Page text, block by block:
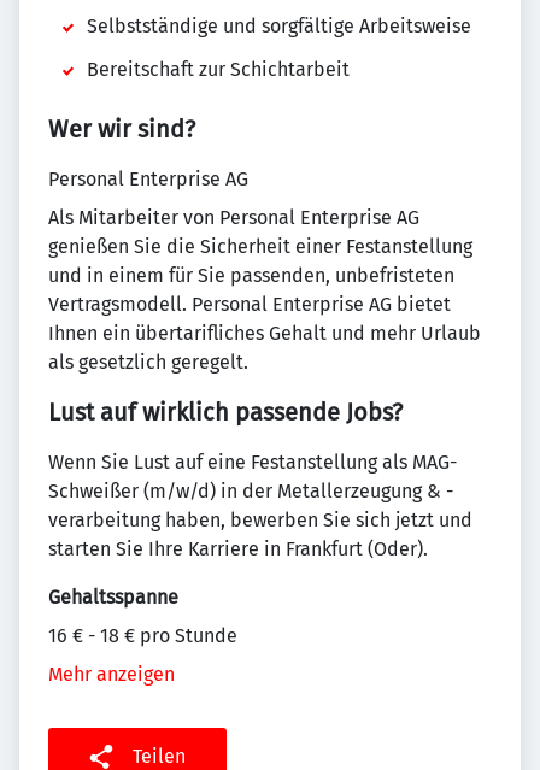
Selbstständige und sorgfältige Arbeitsweise
Bereitschaft zur Schichtarbeit
Wer wir sind?
Personal Enterprise AG
Als Mitarbeiter von Personal Enterprise AG
genießen Sie die Sicherheit einer Festanstellung
und in einem für Sie passenden, unbefristeten
Vertragsmodell. Personal Enterprise AG bietet
Ihnen ein übertarifliches Gehalt und mehr Urlaub
als gesetzlich geregelt.
Lust auf wirklich passende Jobs?
Wenn Sie Lust auf eine Festanstellung als MAG-
Schweißer (m/w/d) in der Metallerzeugung & -
verarbeitung haben, bewerben Sie sich jetzt und
starten Sie Ihre Karriere in Frankfurt (Oder).
Gehaltsspanne
16 € - 18 € pro Stunde
Mehr anzeigen
Teilen